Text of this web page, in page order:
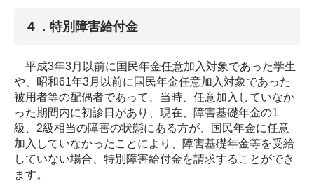
４．特別障害給付金
平成3年3月以前に国民年金任意加入対象であった学生
や、昭和61年3月以前に国民年金任意加入対象であった
被用者等の配偶者であって、当時、任意加入していなか
った期間内に初診日があり、現在、障害基礎年金の1
級、2級相当の障害の状態にある方が、国民年金に任意
加入していなかったことにより、障害基礎年金等を受給
していない場合、特別障害給付金を請求することができ
ます。